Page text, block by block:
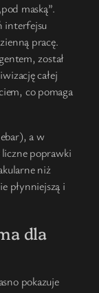
maską”.
interfejsu
pracę.
został
całej
co pomaga
a w
poprawki
niż
płynniejszą i
dla
pokazuje